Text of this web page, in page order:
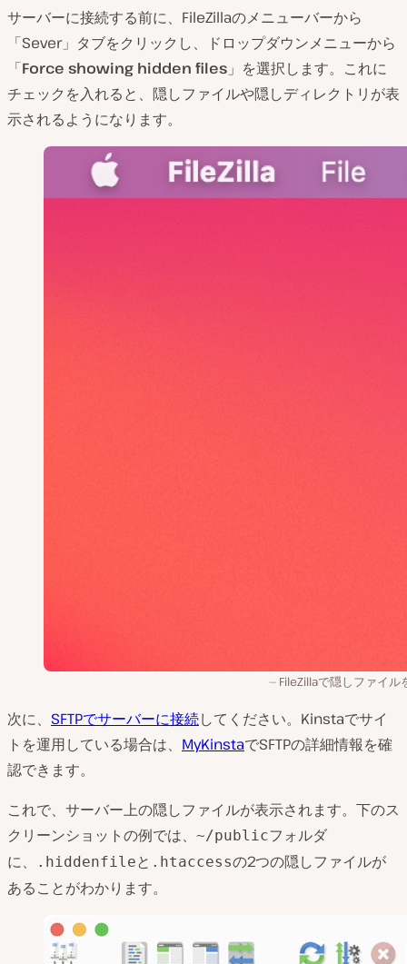
サーバーに接続する前に、FileZillaのメニューバーから
「Sever」タブをクリックし、ドロップダウンメニューから
「Force showing hidden files 」を選択します。これに
チェックを入れると、隠しファイルや隠しディレクトリが表
示されるようになります。
FileZillaで隠しファイル
次に、 SFTPでサーバーに接続してください。Kinstaでサイ
トを運用している場合は、 MyKinstaでSFTPの詳細情報を確
認できます。
これで、サーバー上の隠しファイルが表示されます。下のス
クリーンショットの例では、 ~/publicフォルダ
に、
.hiddenfileと .htaccessの2つの隠しファイルが
あることがわかります。